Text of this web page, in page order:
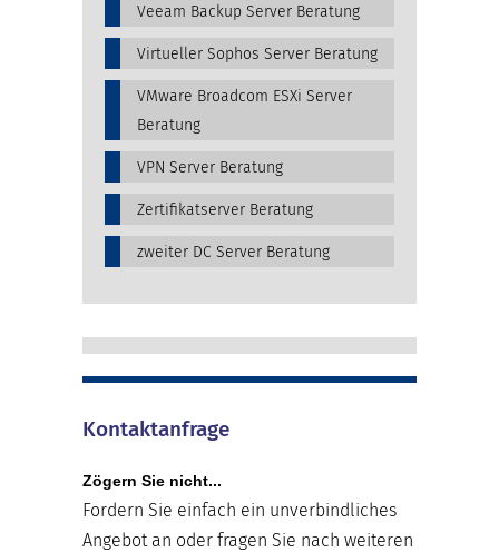
Veeam Backup Server Beratung
Virtueller Sophos Server Beratung
VMware Broadcom ESXi Server
Beratung
VPN Server Beratung
Zertifikatserver Beratung
zweiter DC Server Beratung
Kontaktanfrage
Zögern Sie nicht...
Fordern Sie einfach ein unverbindliches
Angebot an oder fragen Sie nach weiteren